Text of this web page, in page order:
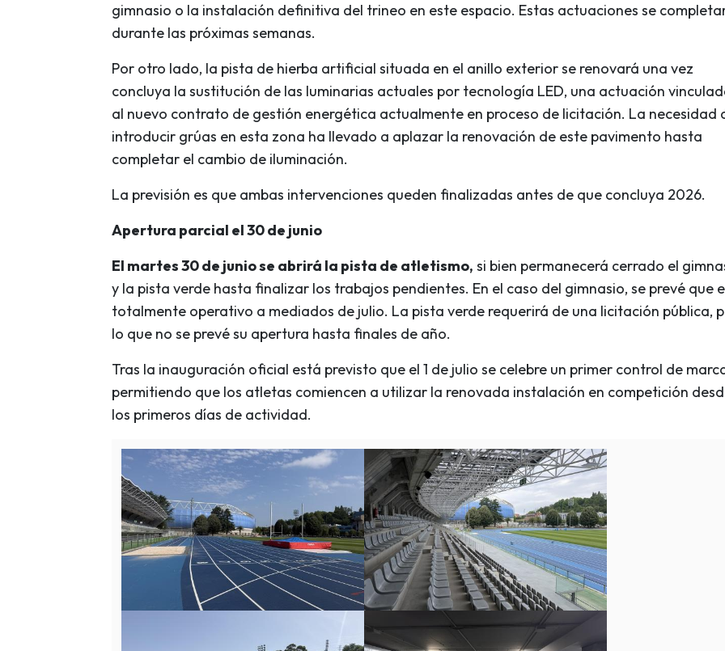
gimnasio o la instalación definitiva del trineo en este espacio. Estas actuaciones se
durante las próximas semanas.
Por otro lado, la pista de hierba artificial situada en el anillo exterior se renovará una vez
concluya la sustitución de las luminarias actuales por tecnología LED, una actuación
al nuevo contrato de gestión energética actualmente en proceso de licitación. La necesidad
introducir grúas en esta zona ha llevado a aplazar la renovación de este pavimento hasta
completar el cambio de iluminación.
La previsión es que ambas intervenciones queden finalizadas antes de que concluya 2026.
Apertura parcial el 30 de junio
El martes 30 de junio se abrirá la pista de atletismo, si bien permanecerá cerrado el
y la pista verde hasta finalizar los trabajos pendientes. En el caso del gimnasio, se prevé que
totalmente operativo a mediados de julio. La pista verde requerirá de una licitación pública,
lo que no se prevé su apertura hasta finales de año.
Tras la inauguración oficial está previsto que el 1 de julio se celebre un primer control de
permitiendo que los atletas comiencen a utilizar la renovada instalación en competición
los primeros días de actividad.